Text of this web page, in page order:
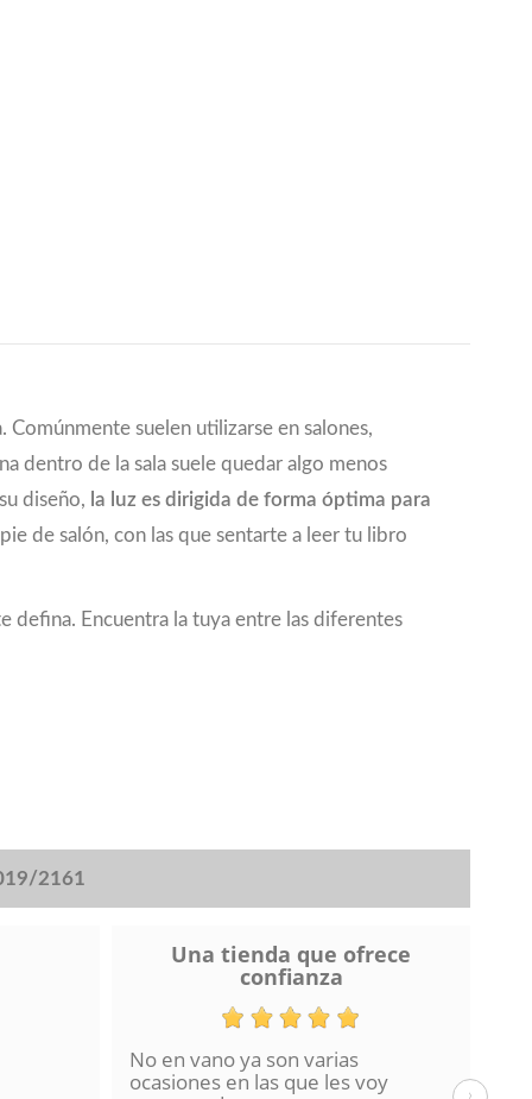
suelen utilizarse en salones,
dentro de la sala suele quedar algo menos
diseño, la luz es dirigida de forma óptima para
de salón, con las que sentarte a leer tu libro
defina. Encuentra la tuya entre las diferentes
2161
Una tienda que ofrece
confianza
No en vano ya son varias
ocasiones en las que les voy
›